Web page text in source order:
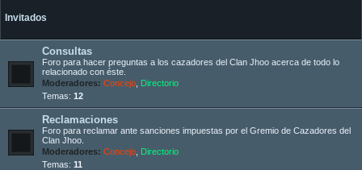
Invitados
Consultas
Foro para hacer preguntas a los cazadores del Clan Jhoo acerca de todo lo
relacionado con éste.
Moderadores: Concejo Directorio
Temas: 12
Reclamaciones
Foro para reclamar ante sanciones impuestas por el Gremio de Cazadores del
Clan Jhoo.
Moderadores: Concejo Directorio
Temas: 11